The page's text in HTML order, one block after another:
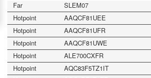
Far
SLEM07
Hotpoint
AAQCF81UEE
Hotpoint
AAQCF81UFR
Hotpoint
AAQCF81UWE
Hotpoint
ALE700CXFR
Hotpoint
AQC83F5TZ1IT